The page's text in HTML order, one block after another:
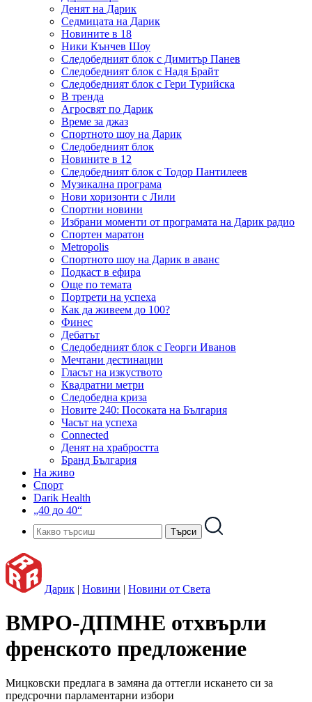
Денят на Дарик
Седмицата на Дарик
Новините в 18
Ники Кънчев Шоу
Следобедният блок с Димитър Панев
Следобедният блок с Надя Брайт
Следобедният блок с Гери Турийска
В тренда
Агросвят по Дарик
Време за джаз
Спортното шоу на Дарик
Следобедният блок
Новините в 12
Следобедният блок с Тодор Пантилеев
Музикална програма
Нови хоризонти с Лили
Спортни новини
Избрани моменти от програмата на Дарик радио
Спортен маратон
Metropolis
Спортното шоу на Дарик в аванс
Подкаст в ефира
Още по темата
Портрети на успеха
Как да живеем до 100?
Финес
Дебатът
Следобедният блок с Георги Иванов
Мечтани дестинации
Гласът на изкуството
Квадратни метри
Следобедна криза
Новите 240: Посоката на България
Часът на успеха
Connected
Денят на храбростта
Бранд България
На живо
Спорт
Darik Health
„40 до 40“
Дарик | Новини | Новини от Света
ВМРО-ДПМНЕ отхвърли
френското предложение
Мицковски предлага в замяна да оттегли искането си за
предсрочни парламентарни избори